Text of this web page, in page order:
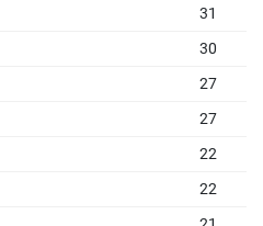
31
30
27
27
22
22